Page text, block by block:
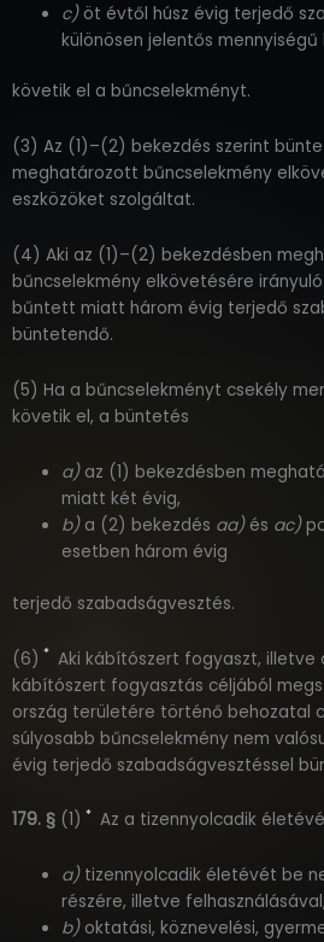
c) öt évtől húsz évig terjedő
különösen jelentős
követik el a bűncselekményt.
(3) Az (1)–(2) bekezdés szerint
meghatározott bűncselekmény
eszközöket szolgáltat.
(4) Aki az (1)–(2) bekezdésben
bűncselekmény elkövetésére
bűntett miatt három évig terjedő
büntetendő.
(5) Ha a bűncselekményt csekély
követik el, a büntetés
a) az (1) bekezdésben
miatt két évig,
b) a (2) bekezdés aa) és ac)
esetben három évig
terjedő szabadságvesztés.
(6) * Aki kábítószert fogyaszt, illetve
kábítószert fogyasztás céljából
ország területére történő behozatal
súlyosabb bűncselekmény nem
évig terjedő szabadságvesztéssel
179. § (1) * Az a tizennyolcadik
a) tizennyolcadik életévét be
részére, illetve
b) oktatási, köznevelési,